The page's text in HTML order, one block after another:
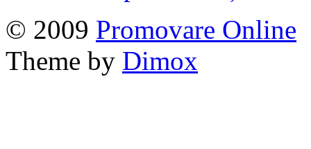
© 2009 Promovare Online
Theme by Dimox